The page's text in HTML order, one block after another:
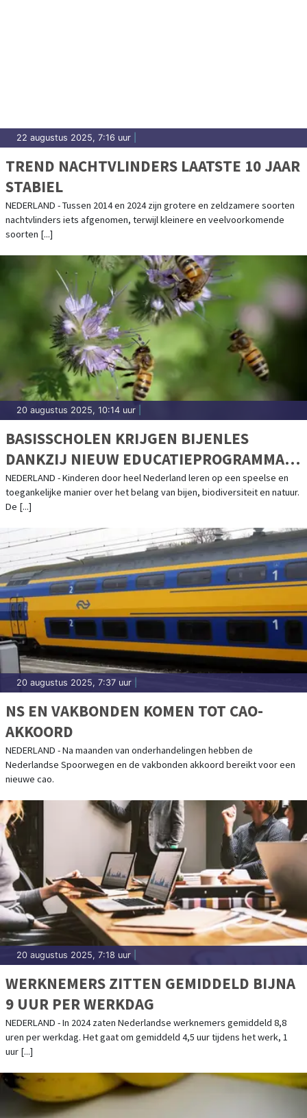
22 augustus 2025, 7:16 uur
TREND NACHTVLINDERS LAATSTE 10 JAAR
STABIEL
NEDERLAND - Tussen 2014 en 2024 zijn grotere en zeldzamere soorten
nachtvlinders iets afgenomen, terwijl kleinere en veelvoorkomende
soorten [...]
20 augustus 2025, 10:14 uur
BASISSCHOLEN KRIJGEN BIJENLES
DANKZIJ NIEUW EDUCATIEPROGRAMMA
VAN DE BIJENSTICHTING
NEDERLAND - Kinderen door heel Nederland leren op een speelse en
toegankelijke manier over het belang van bijen, biodiversiteit en natuur.
De [...]
20 augustus 2025, 7:37 uur
NS EN VAKBONDEN KOMEN TOT CAO-
AKKOORD
NEDERLAND - Na maanden van onderhandelingen hebben de
Nederlandse Spoorwegen en de vakbonden akkoord bereikt voor een
nieuwe cao.
20 augustus 2025, 7:18 uur
WERKNEMERS ZITTEN GEMIDDELD BIJNA
9 UUR PER WERKDAG
NEDERLAND - In 2024 zaten Nederlandse werknemers gemiddeld 8,8
uren per werkdag. Het gaat om gemiddeld 4,5 uur tijdens het werk, 1
uur [...]